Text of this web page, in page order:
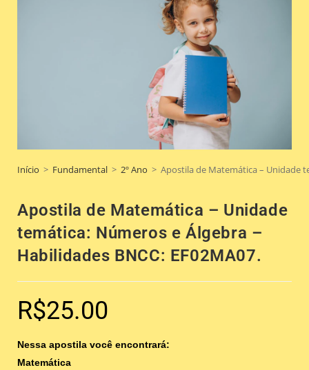
Início > Fundamental > 2º Ano > Apostila de Matemática – Unidade
Apostila de Matemática – Unidade
temática: Números e Álgebra –
Habilidades BNCC: EF02MA07.
R$25.00
Nessa apostila você encontrará:
Matemática